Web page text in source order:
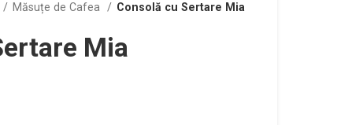
Măsuțe de Cafea Consolă cu Sertare Mia
Mia